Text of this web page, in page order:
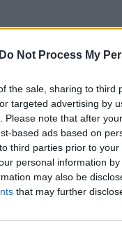
Do Not Process My
the sale, sharing to
targeted advertising by
Please note that after
based ads based on
third parties prior to
personal information
may also be
that may further
után először lesz